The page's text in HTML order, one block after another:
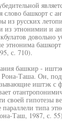
слово башкорт с
из русских
из этнонимии и
довольно
этнонима
с. 710).
башкир -
Рона-Таша. Он,
иштэк с
своей гипотезы
типа
Таш, 1987, с.